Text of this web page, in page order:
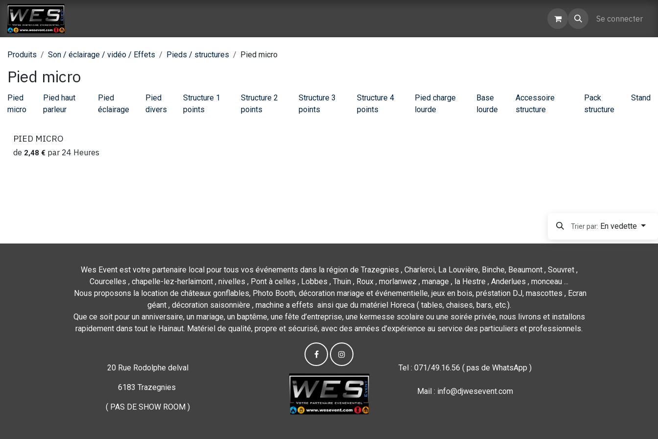
Se rendre au contenu
Se connecter
Produits Son / éclairage / vidéo / Effets Pieds / structures Pied micro
Pied micro
Pied
micro
Pied haut
parleur
Pied
éclairage
Pied
divers
Structure 1
points
Structure 2
points
Structure 3
points
Structure 4
points
Pied charge
lourde
Base
lourde
Accessoire
structure
Pack
structure
Stand
PIED MICRO
de 2,48 € par 24 Heures
Trier par: En vedette
Wes Event est votre partenaire local pour tous vos événements dans la région de Trazegnies , Charleroi, La Louvière, Binche, Beaumont , Souvret ,
Courcelles , chapelle-lez-herlaimont , nivelles , Pont à celles , Lobbes , Thuin , Roux , morlanwez , manage , la Hestre , Anderlues , monceau ...
Nous proposons la location de châteaux gonflables, Photo Booth, décoration mariage et événementielle, jeux en bois, préstation DJ, mascottes , Ecran
géant , décoration saisonnière , machine a effets ainsi que du matériel Horeca ( tables, chaises, bars, etc.).
Que ce soit pour un anniversaire, un mariage, un baptême, une fête d’entreprise, une kermesse scolaire ou une soirée privée, nous livrons et installons
rapidement dans tout le Hainaut. Matériel de qualité, propre et sécurisé, avec des années d’expérience au service des particuliers et professionnels.
20 Rue Rodolphe delval
6183 Trazegnies
( PAS DE SHOW ROOM )
Tel : 071/49.16.56 ( pas de WhatsApp )
Mail : info@djwesevent.com